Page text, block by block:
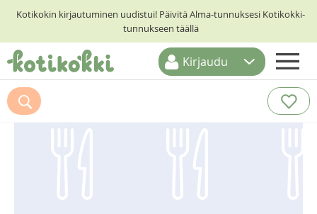
Kotikokin kirjautuminen uudistui! Päivitä Alma-tunnuksesi Kotikokki-
tunnukseen täällä
ETUSIVU
RESEPTIHAKU
Kirjaudu
Suosittelemme myös